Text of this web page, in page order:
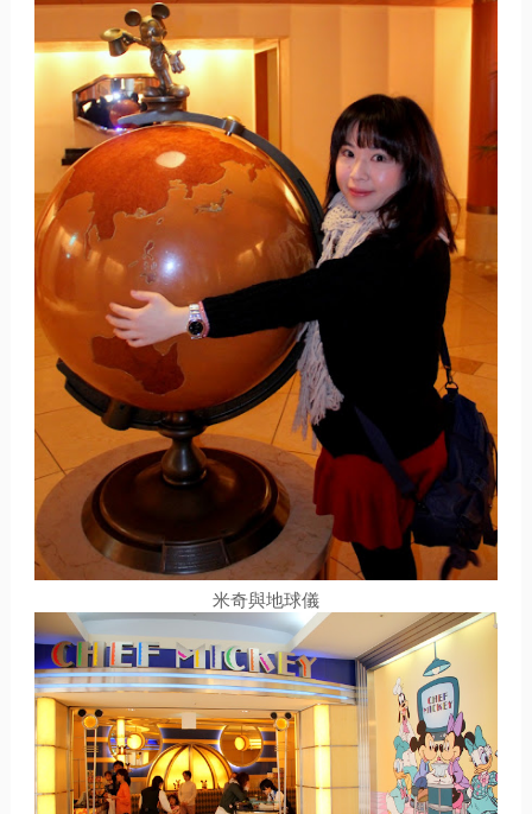
米奇與地球儀